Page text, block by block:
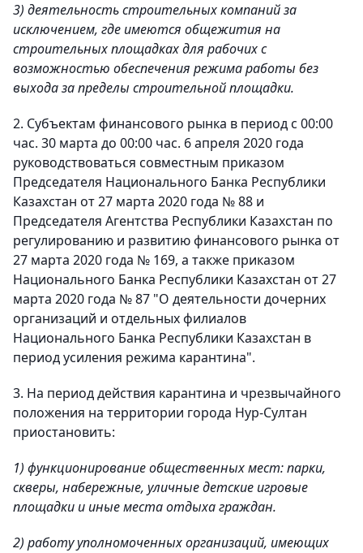
3) деятельность строительных компаний за
исключением, где имеются общежития на
строительных площадках для рабочих с
возможностью обеспечения режима работы без
выхода за пределы строительной площадки.
2. Субъектам финансового рынка в период с 00:00
час. 30 марта до 00:00 час. 6 апреля 2020 года
руководствоваться совместным приказом
Председателя Национального Банка Республики
Казахстан от 27 марта 2020 года № 88 и
Председателя Агентства Республики Казахстан по
регулированию и развитию финансового рынка от
27 марта 2020 года № 169, а также приказом
Национального Банка Республики Казахстан от 27
марта 2020 года № 87 "О деятельности дочерних
организаций и отдельных филиалов
Национального Банка Республики Казахстан в
период усиления режима карантина".
3. На период действия карантина и чрезвычайного
положения на территории города Нур-Султан
приостановить:
1) функционирование общественных мест: парки,
скверы, набережные, уличные детские игровые
площадки и иные места отдыха граждан.
2) работу уполномоченных организаций, имеющих